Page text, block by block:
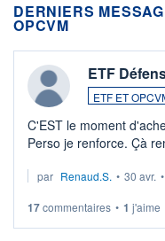
DERNIERS
OPCVM
ETF
ETF ET
C'EST le moment
Perso je renforce. Çà
Investissement long
par Renaud.S. • 30 avr. •
17commentaires • 1 j'aime